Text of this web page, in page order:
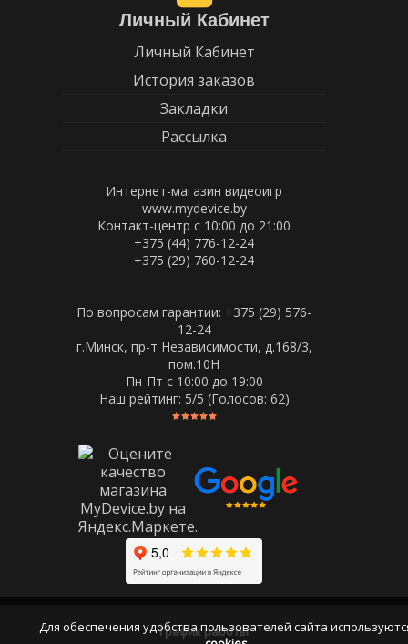
Личный Кабинет
Личный Кабинет
История заказов
Закладки
Рассылка
Интернет-магазин видеоигр
www.mydevice.by
Контакт-центр с 10:00 до 21:00
+375 (44) 776-12-24
+375 (29) 760-12-24
По вопросам гарантии: +375 (29) 576-
12-24
г.Минск, пр-т Независимости, д.168/3,
пом.10Н
Пн-Пт c 10:00 до 19:00
Наш рейтинг: 5/5 (Голосов: 62)
График работы
Для обеспечения удобства пользователей сайта